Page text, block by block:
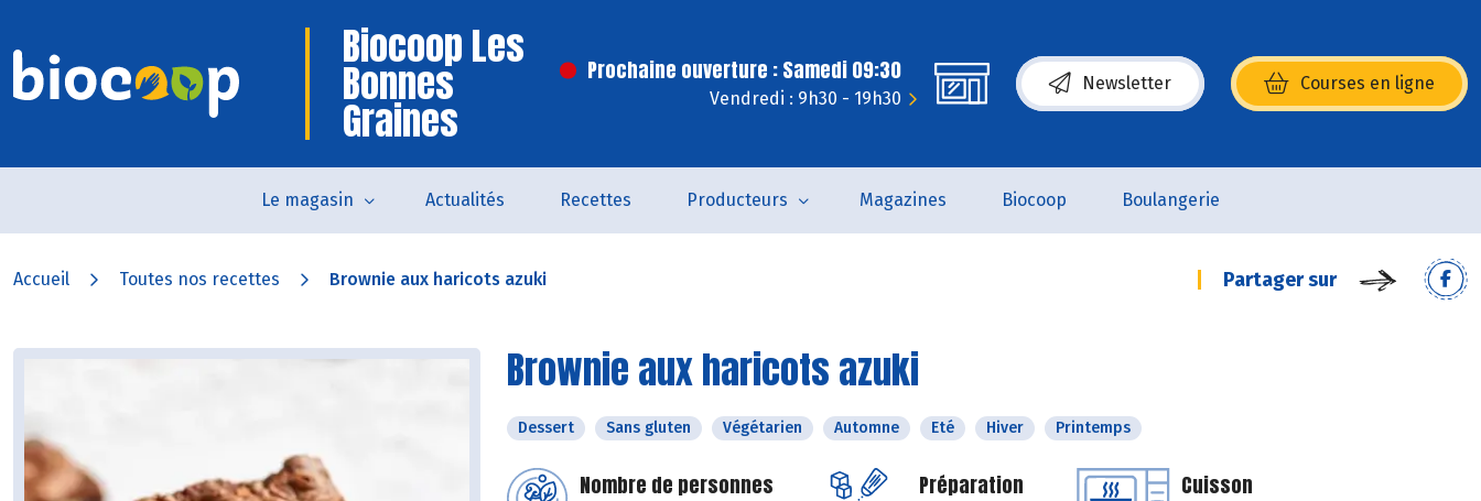
Biocoop Les
Bonnes
Graines
Prochaine ouverture : Samedi 09:30
Vendredi : 9h30 - 19h30
Newsletter Courses en ligne
(s’ouvre dans une nouvelle fenêtre)
Le magasin Actualités Recettes Producteurs Magazines Biocoop Boulangerie
Accueil Toutes nos recettes Brownie aux haricots azuki Partager sur
Brownie aux haricots azuki
Dessert Sans gluten Végétarien Automne Eté Hiver Printemps
Nombre de personnes Préparation Cuisson